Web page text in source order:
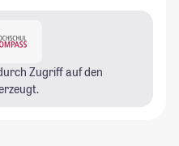
Zugriff auf den